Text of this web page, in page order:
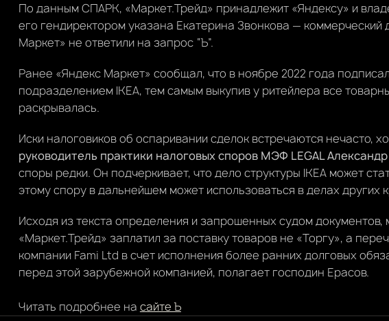
По данным СПАРК, «Маркет.Трейд» принадлежит «Яндексу» и
его гендиректором указана Екатерина Звонкова — коммерческий
Маркет» не ответили на запрос “Ъ”.
Ранее «Яндекс Маркет» сообщал, что в ноябре 2022 года
подразделением IKEA, тем самым выкупив у ритейлера все
раскрывалась.
Иски налоговиков об оспаривании сделок встречаются нечасто,
руководитель практики налоговых споров МЭФ LEGAL
споры редки. Он подчеркивает, что дело структуры IKEA может
этому спору в дальнейшем может использоваться в делах других
Исходя из текста определения и запрошенных судом
«Маркет.Трейд» заплатил за поставку товаров не «Торгу», а
компании Fami Ltd в счет исполнения более ранних долговых
перед этой зарубежной компанией, полагает господин Ерасов.
Читать подробнее на сайте Ъ